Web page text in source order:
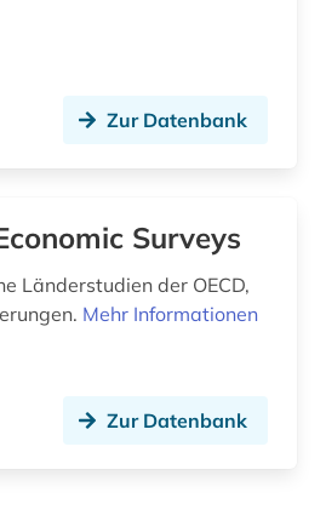
Zur Datenbank
Surveys
Länderstudien der OECD,
Mehr Informationen
Zur Datenbank